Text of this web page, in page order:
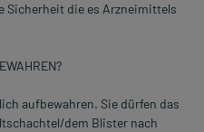
Sicherheit die es Arzneimittels
aufbewahren. Sie dürfen das
dem Blister nach